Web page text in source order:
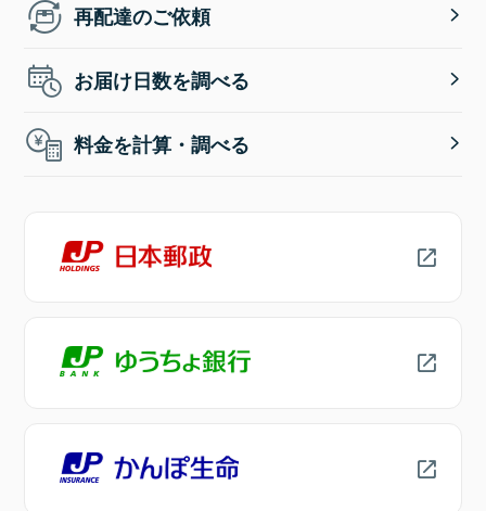
再配達のご依頼
お届け日数を調べる
料金を計算・調べる